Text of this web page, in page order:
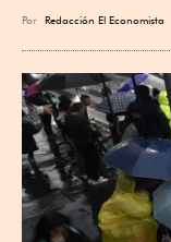
Por Redacción El Economista